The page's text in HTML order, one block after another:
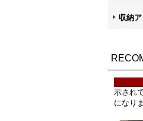
収納
示され
になり